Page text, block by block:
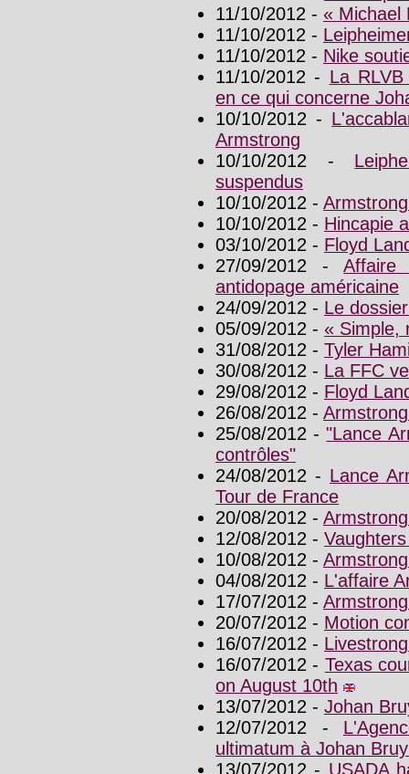
11/10/2012 - « Michael
11/10/2012 -
11/10/2012 - Nike
11/10/2012 - La
en ce qui concerne
10/10/2012 -
Armstrong
10/10/2012 -
suspendus
10/10/2012 -
10/10/2012 - Hincapie
03/10/2012 - Floyd
27/09/2012 -
antidopage américaine
24/09/2012 - Le
05/09/2012 - « Simple,
31/08/2012 - Tyler
30/08/2012 - La FFC
29/08/2012 - Floyd
26/08/2012 -
25/08/2012 -"Lance
contrôles"
24/08/2012 - Lance
Tour de France
20/08/2012 -
12/08/2012 -
10/08/2012 -
04/08/2012 - L'affaire
17/07/2012 -
20/07/2012 - Motion
16/07/2012 -
16/07/2012 - Texas
on August 10th
13/07/2012 - Johan
12/07/2012 -
ultimatum à Johan
13/07/2012 - USADA